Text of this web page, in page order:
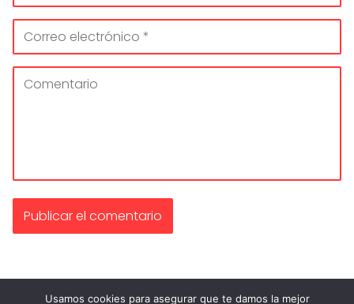
Usamos cookies para asegurar que te damos la mejor